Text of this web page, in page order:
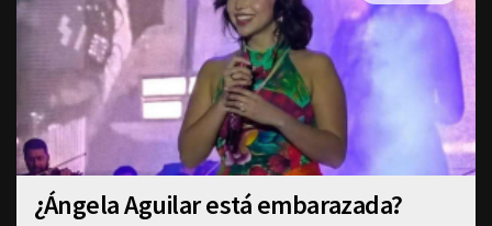
¿Ángela Aguilar está embarazada?